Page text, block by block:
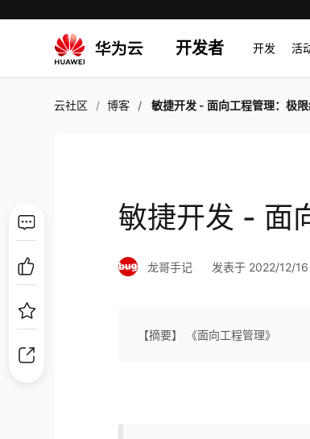
开发者 开发 活
云社区 博客 敏捷开发 - 面向工程管理：极
敏捷开发 - 面
龙哥手记 发表于 2022/12/
【摘要】 《面向工程管理》